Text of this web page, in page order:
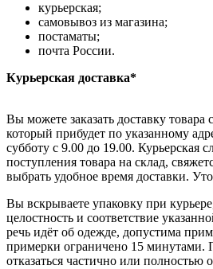
курьерская;
самовывоз из магазина;
постаматы;
почта России.
Курьерская доставка*
Вы можете заказать доставку
который прибудет по указанному
субботу с 9.00 до 19.00. Курьерская
поступления товара на склад,
выбрать удобное время доставки.
Вы вскрываете упаковку при
целостность и соответствие
речь идёт об одежде, допустима
примерки ограничено 15 минутами.
отказаться частично или полностью